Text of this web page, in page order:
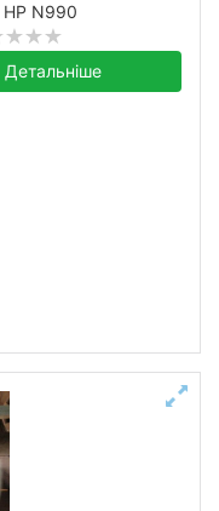
N990
Детальніше